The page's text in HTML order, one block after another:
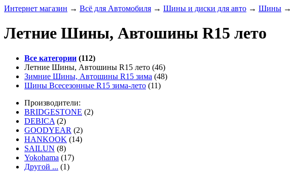
Интернет магазин → Всё для Автомобиля → Шины и диски для авто → Шины →
Летние Шины, Автошины R15 лето
Все категории (112)
Летние Шины, Автошины R15 лето (46)
Зимние Шины, Автошины R15 зима (48)
Шины Всесезонные R15 зима-лето (11)
Производители:
BRIDGESTONE (2)
DEBICA (2)
GOODYEAR (2)
HANKOOK (14)
SAILUN (8)
Yokohama (17)
Другой ... (1)